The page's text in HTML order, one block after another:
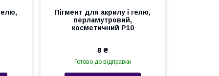
Пігмент для акрилу і гелю,
перламутровий,
косметичний Р10
8 ₴
Готово до відправки